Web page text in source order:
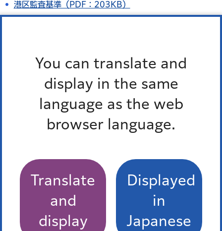
You can translate and
display in the same
language as the web
browser language.
Translate
and
display
Displayed
in
Japanese
港区監査基準（PDF：203KB）